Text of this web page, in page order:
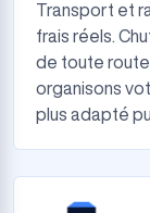
Transport et
frais réels.
de toute route
organisons
plus adapté